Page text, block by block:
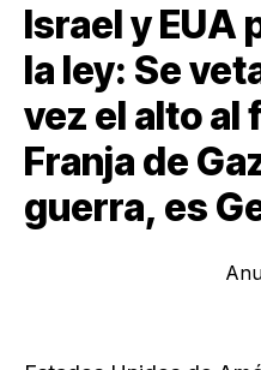
Israel y EUA
la ley: Se
vez el alto al
Franja de
guerra, es